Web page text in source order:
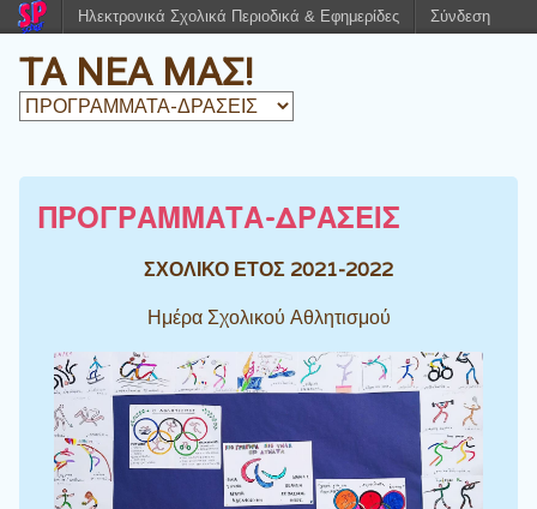
ΤΑ ΝΕΑ ΜΑΣ!
ΠΡΟΓΡΑΜΜΑΤΑ-ΔΡΑΣΕΙΣ
ΣΧΟΛΙΚΟ ΕΤΟΣ 2021-2022
Ημέρα Σχολικού Αθλητισμού
Ηλεκτρονικά Σχολικά Περιοδικά & Εφημερίδες Σύνδεση